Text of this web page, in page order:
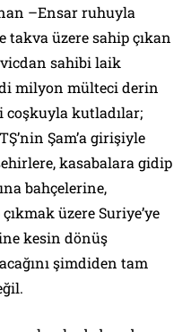
–Ensar ruhuyla
üzere sahip çıkan
sahibi laik
milyon mülteci derin
coşkuyla kutladılar;
Şam’a girişiyle
kasabalara gidip
bahçelerine,
üzere Suriye’ye
kesin dönüş
şimdiden tam